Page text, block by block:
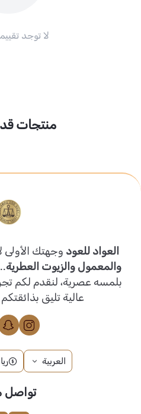
لا توجد
منتجات
العواد للعود وجهتك الأولى
والمعمول والزيوت العطرية
بلمسه عصرية، لنقدم لكم
عالية تليق
العربية
تواصل